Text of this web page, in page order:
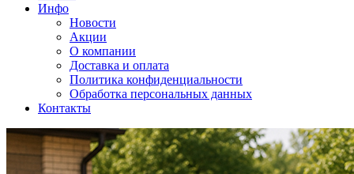
Инфо
Новости
Акции
О компании
Доставка и оплата
Политика конфиденциальности
Обработка персональных данных
Контакты